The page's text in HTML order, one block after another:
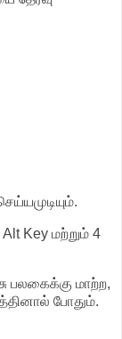
Key மற்றும் 4
பலகைக்கு மாற்ற,
போதும்.